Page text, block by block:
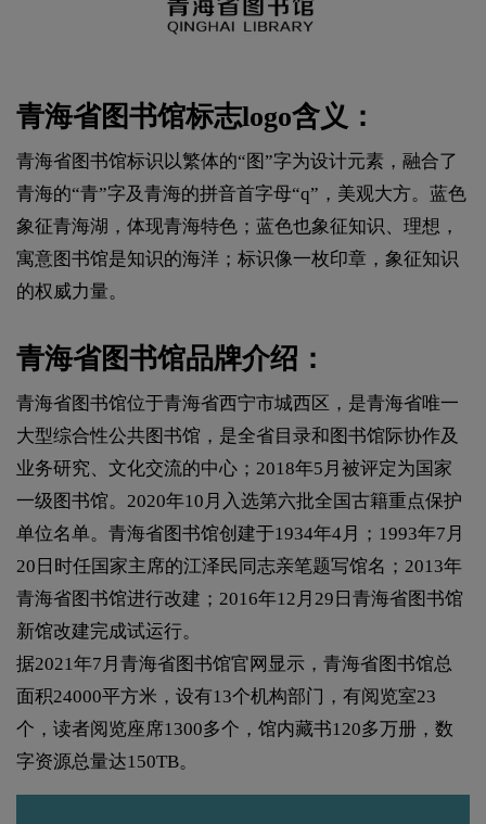
青海省图书馆标志logo含义：
青海省图书馆标识以繁体的“图”字为设计元素，融合了
青海的“青”字及青海的拼音首字母“q”，美观大方。蓝色
象征青海湖，体现青海特色；蓝色也象征知识、理想，
寓意图书馆是知识的海洋；标识像一枚印章，象征知识
的权威力量。
青海省图书馆品牌介绍：
青海省图书馆位于青海省西宁市城西区，是青海省唯一
大型综合性公共图书馆，是全省目录和图书馆际协作及
业务研究、文化交流的中心；2018年5月被评定为国家
一级图书馆。2020年10月入选第六批全国古籍重点保护
单位名单。青海省图书馆创建于1934年4月；1993年7月
20日时任国家主席的江泽民同志亲笔题写馆名；2013年
青海省图书馆进行改建；2016年12月29日青海省图书馆
新馆改建完成试运行。
据2021年7月青海省图书馆官网显示，青海省图书馆总
面积24000平方米，设有13个机构部门，有阅览室23
个，读者阅览座席1300多个，馆内藏书120多万册，数
字资源总量达150TB。